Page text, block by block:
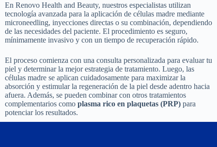
En Renovo Health and Beauty, nuestros especialistas utilizan
tecnología avanzada para la aplicación de células madre mediante
microneedling, inyecciones directas o su combinación, dependiendo
de las necesidades del paciente. El procedimiento es seguro,
mínimamente invasivo y con un tiempo de recuperación rápido.
El proceso comienza con una consulta personalizada para evaluar tu
piel y determinar la mejor estrategia de tratamiento. Luego, las
células madre se aplican cuidadosamente para maximizar la
absorción y estimular la regeneración de la piel desde adentro hacia
afuera. Además, se pueden combinar con otros tratamientos
complementarios como plasma rico en plaquetas (PRP) para
potenciar los resultados.